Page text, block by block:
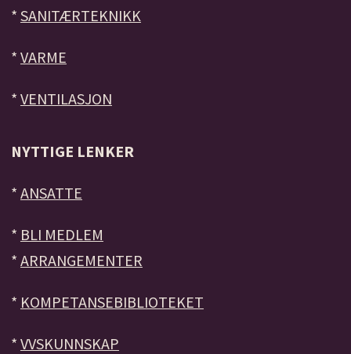
* SANITÆRTEKNIKK
* VARME
* VENTILASJON
NYTTIGE LENKER
* ANSATTE
* BLI MEDLEM
* ARRANGEMENTER
* KOMPETANSEBIBLIOTEKET
* VVSKUNNSKAP